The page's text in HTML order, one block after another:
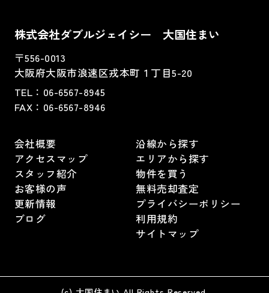
株式会社ダブルジェイシー 大国住まい
〒556-0013
大阪府大阪市浪速区戎本町１丁目5-20
TEL： 06-6567-8945
FAX：06-6567-8946
会社概要
アクセスマップ
スタッフ紹介
お客様の声
更新情報
ブログ
沿線から探す
エリアから探す
物件を買う
無料売却査定
プライバシーポリシー
利用規約
サイトマップ